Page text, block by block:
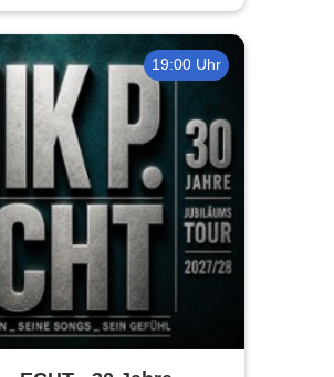
19:00 Uhr